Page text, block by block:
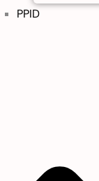
PPID